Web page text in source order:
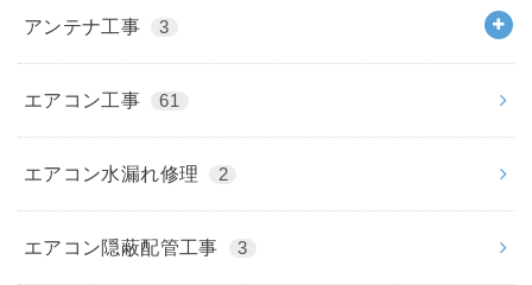
アンテナ工事 3
エアコン工事 61
エアコン水漏れ修理 2
エアコン隠蔽配管工事 3